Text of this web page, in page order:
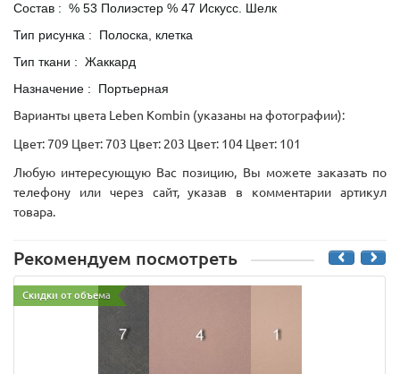
Состав : % 53 Полиэстер % 47 Искусс. Шелк
Тип рисунка : Полоска, клетка
Тип ткани : Жаккард
Назначение : Портьерная
Варианты цвета Leben Kombin (указаны на фотографии):
Цвет: 709 Цвет: 703 Цвет: 203 Цвет: 104 Цвет: 101
Любую интересующую Вас позицию, Вы можете заказать по
телефону или через сайт, указав в комментарии артикул
товара.
Рекомендуем посмотреть
Скидки от объема